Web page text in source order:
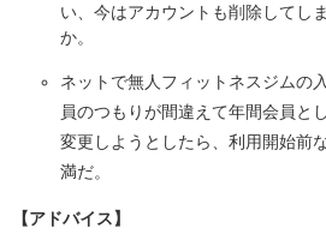
い、今はアカウントも削除してし
か。
ネットで無人フィットネスジムの
員のつもりが間違えて年間会員と
変更しようとしたら、利用開始前
満だ。
【アドバイス】